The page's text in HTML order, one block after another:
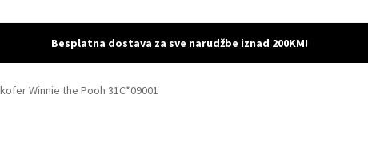
povrat proizvodaMy account Sample PageShop
Besplatna dostava za sve narudžbe iznad 200KM!
Winnie the Pooh 31C*09001